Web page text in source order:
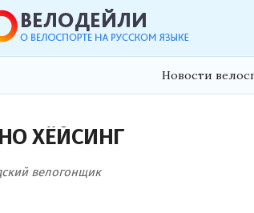
Новости
ХЁЙСИНГ
велогонщик